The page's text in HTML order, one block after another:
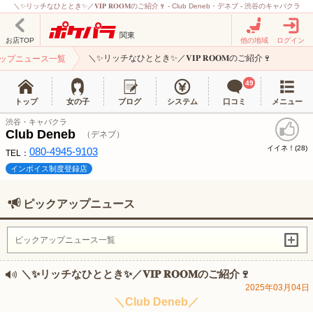
＼✨リッチなひととき✨／𝐕𝐈𝐏 𝐑𝐎𝐎𝐌のご紹介🍷 - Club Deneb・デネブ - 渋谷のキャバクラ
お店TOP
関東
他の地域 ログイン
プニュース一覧 ＼✨リッチなひととき✨／𝐕𝐈𝐏 𝐑𝐎𝐎𝐌のご紹介🍷
トップ 女の子 ブログ システム 口コミ
49
メニュー
渋谷・キャバクラ
Club Deneb
（デネブ）
TEL： 080-4945-9103 イイネ！(28)
インボイス制度登録店
ピックアップニュース
ピックアップニュース一覧
＼✨リッチなひととき✨／𝐕𝐈𝐏 𝐑𝐎𝐎𝐌のご紹介🍷
2025年03月04日
＼Club Deneb／